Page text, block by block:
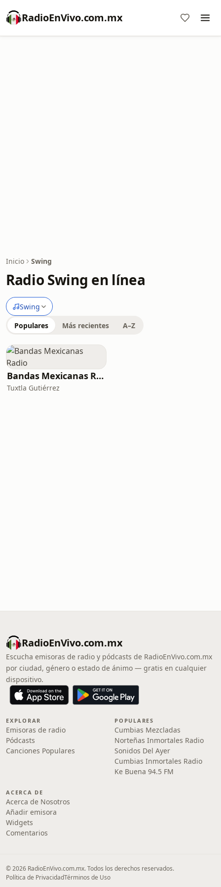
RadioEnVivo.com.mx
Inicio Swing
Radio Swing en línea
Swing
Populares Más recientes A–Z
Bandas Mexicanas Radio
Tuxtla Gutiérrez
RadioEnVivo.com.mx
Escucha emisoras de radio y pódcasts de RadioEnVivo.com.mx
por ciudad, género o estado de ánimo — gratis en cualquier
dispositivo.
EXPLORAR
Emisoras de radio
Pódcasts
Canciones Populares
POPULARES
Cumbias Mezcladas
Norteñas Inmortales Radio
Sonidos Del Ayer
Cumbias Inmortales Radio
Ke Buena 94.5 FM
ACERCA DE
Acerca de Nosotros
Añadir emisora
Widgets
Comentarios
© 2026 RadioEnVivo.com.mx. Todos los derechos reservados.
Política de PrivacidadTérminos de Uso